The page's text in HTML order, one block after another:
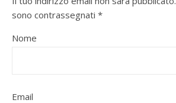
sono contrassegnati *
Nome
Email